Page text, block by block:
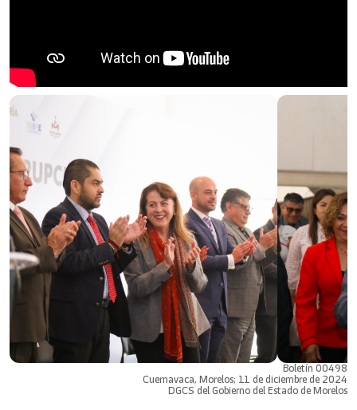
Boletín 00498
Cuernavaca, Morelos; 11 de diciembre de 2024
DGCS del Gobierno del Estado de Morelos